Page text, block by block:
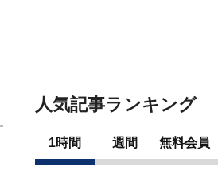
人気記事ランキング
1時間 週間 無料会員